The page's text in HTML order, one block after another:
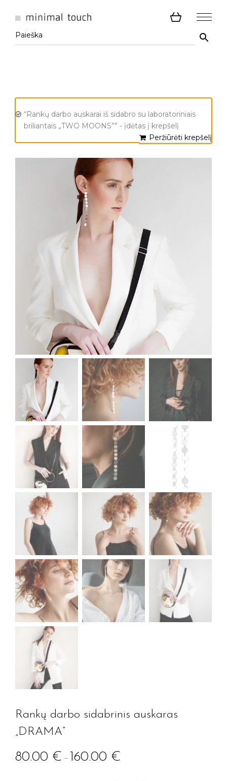
“Rankų darbo auskarai iš sidabro su laboratoriniais
briliantais „TWO MOONS”” - įdėtas į krepšelį
Peržiūrėti krepšelį
Rankų darbo sidabrinis auskaras
„DRAMA”
80.00 € – 160.00 €